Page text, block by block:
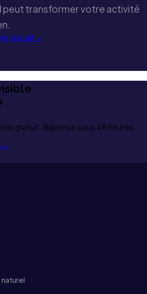
peut transformer votre activité
gratuit→
gratuit. Réponse sous 48 heures.
→